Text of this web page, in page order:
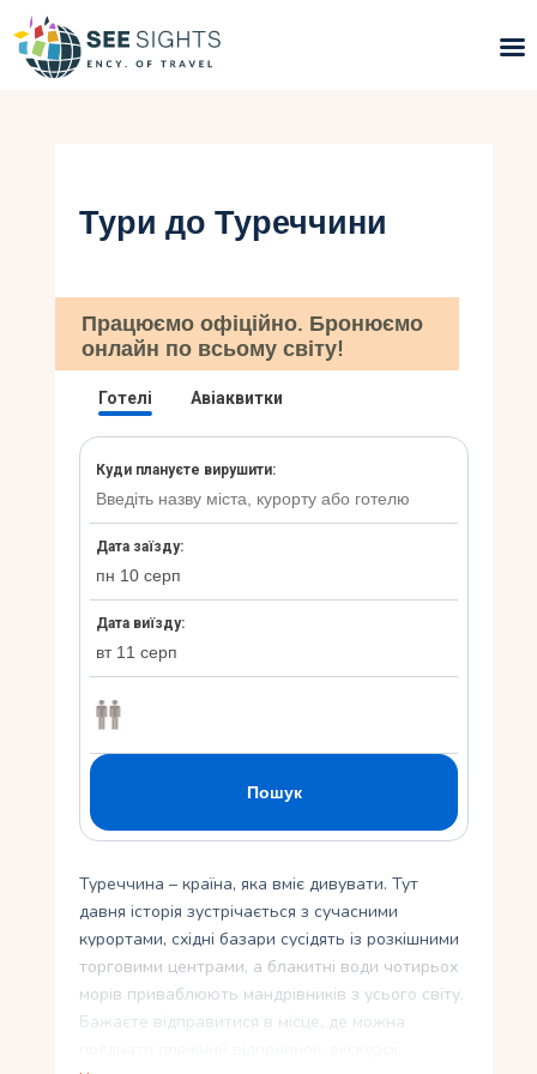
Країни
Інфо
Контакти
Тури до Туреччини
Працюємо офіційно. Бронюємо
онлайн по всьому світу!
Туреччина – країна, яка вміє дивувати. Тут
давня історія зустрічається з сучасними
курортами, східні базари сусідять із розкішними
торговими центрами, а блакитні води чотирьох
морів приваблюють мандрівників з усього світу.
Бажаєте відправитися в місце, де можна